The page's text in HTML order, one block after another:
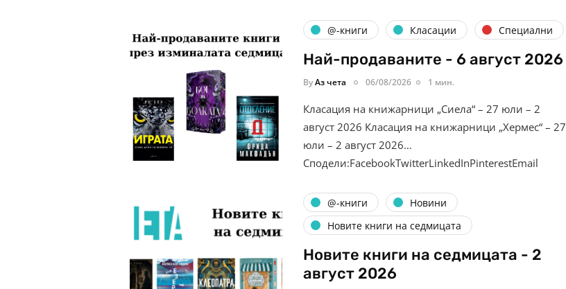
@-книги Класации Специални
Най-продаваните - 6 август 2026
ByАз чета 06/08/2026 1 мин.
Класация на книжарници „Сиела“ – 27 юли – 2
август 2026 Класация на книжарници „Хермес“ – 27
юли – 2 август 2026…
Сподели:FacebookTwitterLinkedInPinterestEmail
@-книги
Новини
Новите книги на седмицата
Новите книги на седмицата - 2
август 2026